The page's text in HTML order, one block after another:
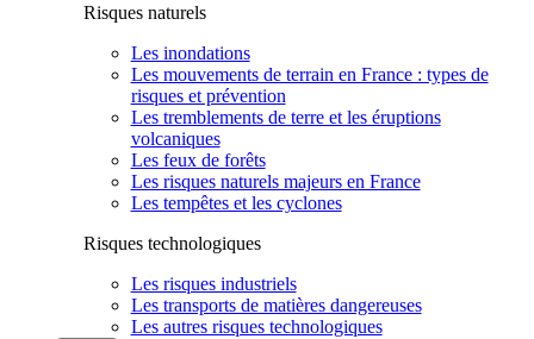
Risques naturels
Les inondations
Les mouvements de terrain en France : types de
risques et prévention
Les tremblements de terre et les éruptions
volcaniques
Les feux de forêts
Les risques naturels majeurs en France
Les tempêtes et les cyclones
Risques technologiques
Les risques industriels
Les transports de matières dangereuses
Les autres risques technologiques